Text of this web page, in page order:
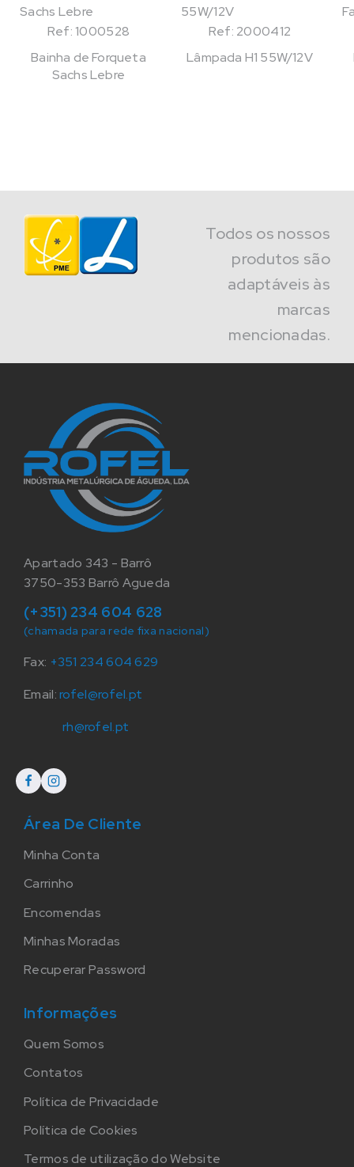
Ref: 1000528
Bainha de Forqueta
Sachs Lebre
Ref: 2000412
Lâmpada H1 55W/12V
Todos os nossos
produtos são
adaptáveis às
marcas
mencionadas.
Apartado 343 - Barrô
3750-353 Barrô Agueda
(+351) 234 604 628
(chamada para rede fixa nacional)
Fax: +351 234 604 629
Email:rofel@rofel.pt
rh@rofel.pt
Área De Cliente
Minha Conta
Carrinho
Encomendas
Minhas Moradas
Recuperar Password
Informações
Quem Somos
Contatos
Política de Privacidade
Política de Cookies
Termos de utilização do Website